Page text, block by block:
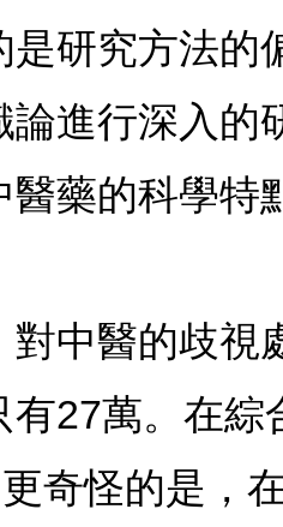
是研究方法的
論進行深入的
醫藥的科學特
醫的歧視
有27萬。在
奇怪的是，